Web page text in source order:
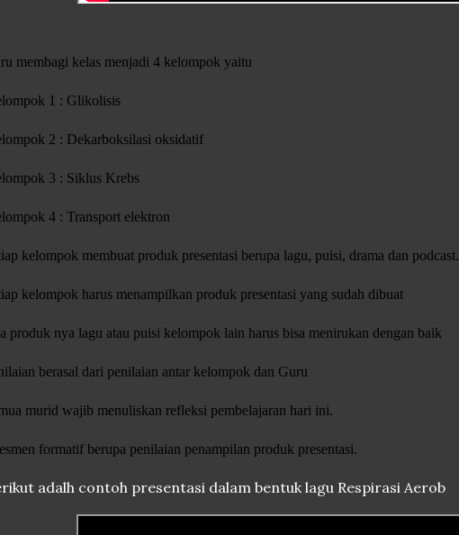
membagi kelas menjadi 4 kelompok yaitu
1 : Glikolisis
2 : Dekarboksilasi oksidatif
3 : Siklus Krebs
4 : Transport elektron
kelompok membuat produk presentasi berupa lagu, puisi, drama dan podcast.
kelompok harus menampilkan produk presentasi yang sudah dibuat
produk nya lagu atau puisi kelompok lain harus bisa menirukan dengan baik
berasal dari penilaian antar kelompok dan Guru
murid wajib menuliskan refleksi pembelajaran hari ini.
formatif berupa penilaian penampilan produk presentasi.
adalh contoh presentasi dalam bentuk lagu Respirasi Aerob